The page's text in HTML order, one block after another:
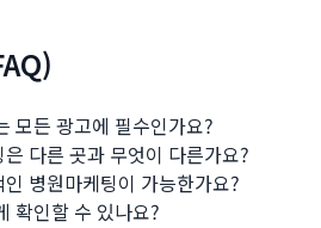
모든 광고에 필수인가요?
다른 곳과 무엇이 다른가요?
병원마케팅이 가능한가요?
확인할 수 있나요?